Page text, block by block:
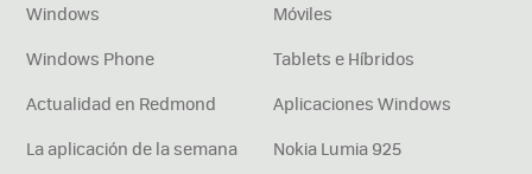
Windows
Móviles
Windows Phone
Tablets e Híbridos
Actualidad en Redmond
Aplicaciones Windows
La aplicación de la semana
Nokia Lumia 925